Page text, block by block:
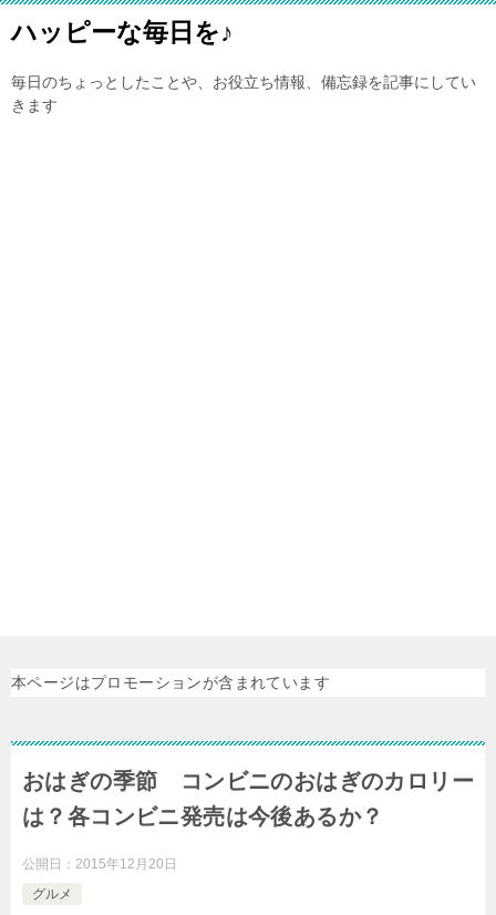
ハッピーな毎日を♪
毎日のちょっとしたことや、お役立ち情報、備忘録を記事にしてい
きます
本ページはプロモーションが含まれています
おはぎの季節 コンビニのおはぎのカロリー
は？各コンビニ発売は今後あるか？
公開日： 2015年12月20日
グルメ